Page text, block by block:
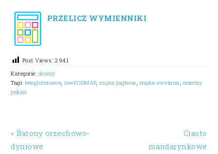
PRZELICZ WYMIENNIKI
Post Views: 2 941
Kategorie: desery
Tagi:bezglutenowe,lowFODMAP, mąka jaglana, mąka owsiana, orzechy
pekan
« Batony orzechowo-
dyniowe
Ciasto
mandarynkowe